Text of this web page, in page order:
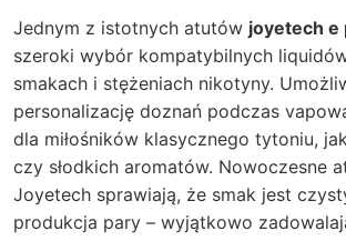
Jednym z istotnych atutów joyetech e
szeroki wybór kompatybilnych
smakach i stężeniach nikotyny.
personalizację doznań podczas
dla miłośników klasycznego tytoniu,
czy słodkich aromatów. Nowoczesne
Joyetech sprawiają, że smak jest
produkcja pary – wyjątkowo